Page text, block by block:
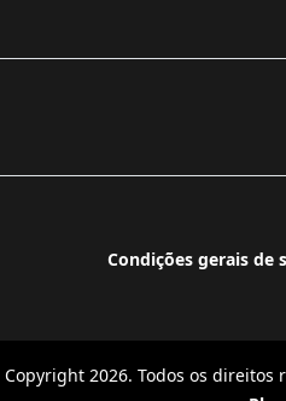
Condições gerais de
Copyright 2026. Todos os direitos